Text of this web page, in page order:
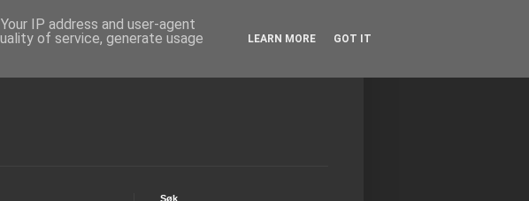
Søk
IP address and user-agent
of service, generate usage
LEARN MORE GOT IT